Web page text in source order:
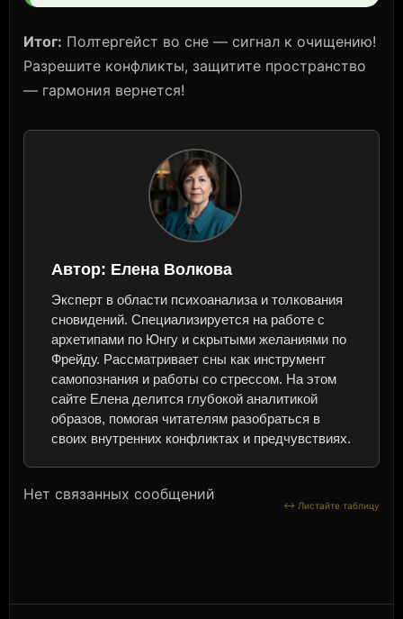
Итог: Полтергейст во сне — сигнал к очищению!
Разрешите конфликты, защитите пространство
— гармония вернется!
Автор: Елена Волкова
Эксперт в области психоанализа и толкования
сновидений. Специализируется на работе с
архетипами по Юнгу и скрытыми желаниями по
Фрейду. Рассматривает сны как инструмент
самопознания и работы со стрессом. На этом
сайте Елена делится глубокой аналитикой
образов, помогая читателям разобраться в
своих внутренних конфликтах и предчувствиях.
Нет связанных сообщений